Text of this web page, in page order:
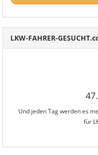
LKW-FAHRER-
Und jeden Tag werden es
für